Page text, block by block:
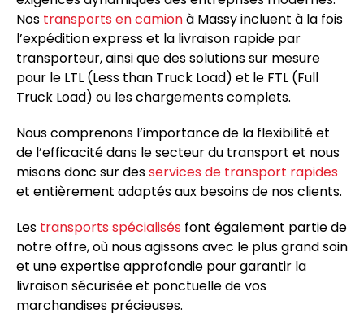
Nos transports en camionà Massy incluent à la fois
l’expédition express et la livraison rapide par
transporteur, ainsi que des solutions sur mesure
pour le LTL (Less than Truck Load) et le FTL (Full
Truck Load) ou les chargements complets.
Nous comprenons l’importance de la flexibilité et
de l’efficacité dans le secteur du transport et nous
misons donc sur desservices de transport rapides
et entièrement adaptés aux besoins de nos clients.
Les transports spécialisés font également partie de
notre offre, où nous agissons avec le plus grand soin
et une expertise approfondie pour garantir la
livraison sécurisée et ponctuelle de vos
marchandises précieuses.